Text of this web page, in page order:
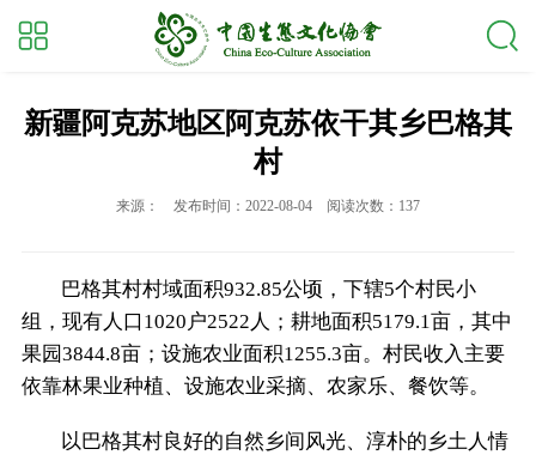
新疆阿克苏地区阿克苏依干其乡巴格其
村
来源： 发布时间：2022-08-04 阅读次数：137
巴格其村村域面积932.85公顷，下辖5个村民小
组，现有人口1020户2522人；耕地面积5179.1亩，其中
果园3844.8亩；设施农业面积1255.3亩。村民收入主要
依靠林果业种植、设施农业采摘、农家乐、餐饮等。
以巴格其村良好的自然乡间风光、淳朴的乡土人情